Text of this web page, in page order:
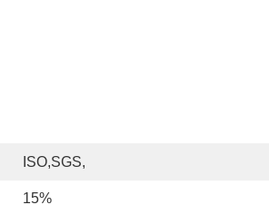
ISO,SGS,
15%